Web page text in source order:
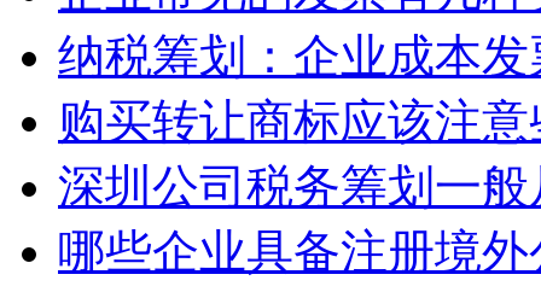
纳税筹划：企业成本
购买转让商标应该注
深圳公司税务筹划一
哪些企业具备注册境